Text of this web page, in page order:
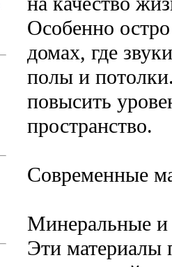
Особенно
домах, где
полы и
повысить
пространство.
Современные
Минеральные и
Эти материалы